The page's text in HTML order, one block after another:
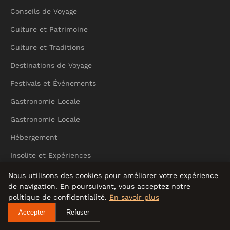
Conseils de Voyage
Culture et Patrimoine
Culture et Traditions
Destinations de Voyage
Festivals et Événements
Gastronomie Locale
Gastronomie Locale
Hébergement
Insolite et Expériences
Transport
Voyage et Tourisme
Écotourisme
Nous utilisons des cookies pour améliorer votre expérience
de navigation. En poursuivant, vous acceptez notre
politique de confidentialité. En savoir plus
Accepter Refuser